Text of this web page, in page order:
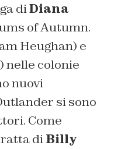
diDiana
of Autumn.
Heughan) e
nelle colonie
nuovi
si sono
Come
diBilly